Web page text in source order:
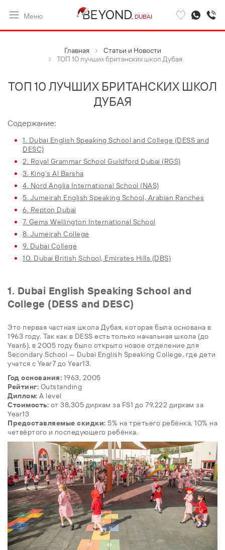
Меню DUBAI
Главная
Статьи и Новости
ТОП 10 лучших британских школ Дубая
ТОП 10 ЛУЧШИХ БРИТАНСКИХ ШКОЛ
ДУБАЯ
Содержание:
1. Dubai English Speaking School and College (DESS and
DESC)
2. Royal Grammar School Guildford Dubai (RGS)
3. King’s Al Barsha
4. Nord Anglia International School (NAS)
5. Jumeirah English Speaking School, Arabian Ranches
6. Repton Dubai
7. Gems Wellington International School
8. Jumeirah College
9. Dubai College
10. Dubai British School, Emirates Hills (DBS)
1. Dubai English Speaking School and
College (DESS and DESC)
Это первая частная школа Дубая, которая была основана в
1963 году. Так как в DESS есть только начальная школа (до
Year6), в 2005 году было открыто новое отделение для
Secondary School — Dubai English Speaking College, где дети
учатся с Year7 до Year13.
Год основания: 1963, 2005
Рейтинг: Outstanding
Диплом: A level
Стоимость: от 38,305 дирхам за FS1 до 79,222 дирхам за
Year13
Предоставляемые скидки: 5% на третьего ребёнка, 10% на
четвёртого и последующего ребёнка.